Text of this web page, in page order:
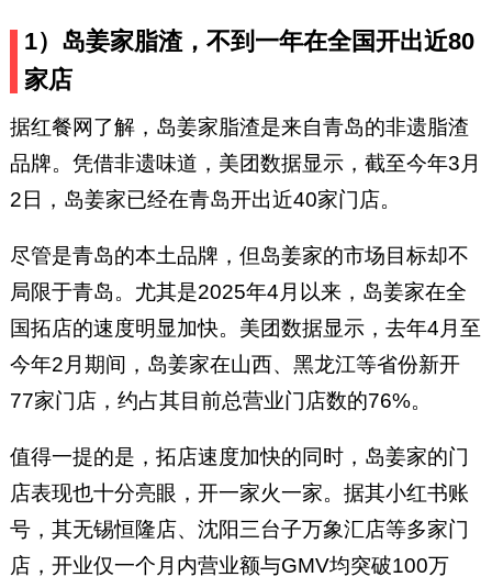
1）岛姜家脂渣，不到一年在全国开出近80
家店
据红餐网了解，岛姜家脂渣是来自青岛的非遗脂渣
品牌。凭借非遗味道，美团数据显示，截至今年3月
2日，岛姜家已经在青岛开出近40家门店。
尽管是青岛的本土品牌，但岛姜家的市场目标却不
局限于青岛。尤其是2025年4月以来，岛姜家在全
国拓店的速度明显加快。美团数据显示，去年4月至
今年2月期间，岛姜家在山西、黑龙江等省份新开
77家门店，约占其目前总营业门店数的76%。
值得一提的是，拓店速度加快的同时，岛姜家的门
店表现也十分亮眼，开一家火一家。据其小红书账
号，其无锡恒隆店、沈阳三台子万象汇店等多家门
店，开业仅一个月内营业额与GMV均突破100万